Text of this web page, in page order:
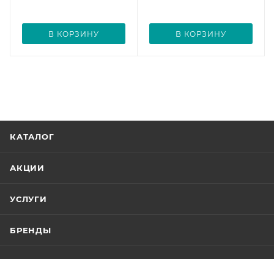
В КОРЗИНУ В КОРЗИНУ
КАТАЛОГ
АКЦИИ
УСЛУГИ
БРЕНДЫ